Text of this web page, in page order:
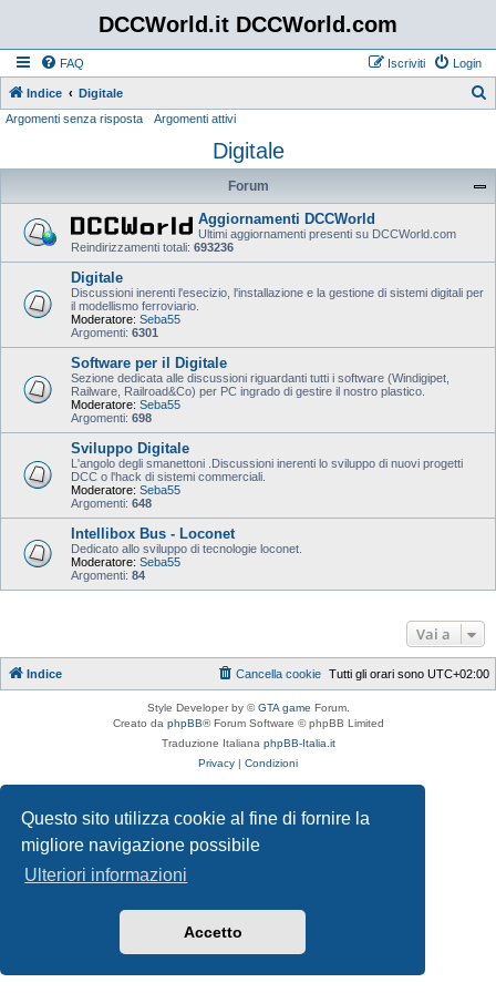
Questo sito utilizza cookie al fine di fornire la
migliore navigazione possibile
Ulteriori informazioni
Accetto
DCCWorld.it DCCWorld.com
FAQ Login
Iscriviti
Indice Digitale
c
Argomenti senza risposta Argomenti attivi
Digitale
Forum
Aggiornamenti DCCWorld
Ultimi aggiornamenti presenti su DCCWorld.com
Reindirizzamenti totali: 693236
Digitale
Discussioni inerenti l'esecizio, l'installazione e la gestione di sistemi digitali per
il modellismo ferroviario.
Moderatore: Seba55
Argomenti: 6301
Software per il Digitale
Sezione dedicata alle discussioni riguardanti tutti i software (Windigipet,
Railware, Railroad&Co) per PC ingrado di gestire il nostro plastico.
Moderatore: Seba55
Argomenti: 698
Sviluppo Digitale
L'angolo degli smanettoni .Discussioni inerenti lo sviluppo di nuovi progetti
DCC o l'hack di sistemi commerciali.
Moderatore: Seba55
Argomenti: 648
Intellibox Bus - Loconet
Dedicato allo sviluppo di tecnologie loconet.
Moderatore: Seba55
Argomenti: 84
Vai a
Indice Tutti gli orari sono UTC+02:00
Cancella cookie
Style Developer by ©GTA game Forum.
Creato da phpBB® Forum Software © phpBB Limited
Traduzione Italiana phpBB-Italia.it
Privacy | Condizioni